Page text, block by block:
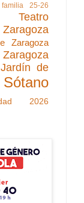
25-26
Zaragoza
de
2026